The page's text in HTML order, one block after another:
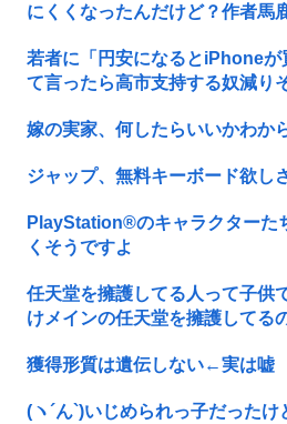
にくくなったんだけど？作者馬
若者に「円安になるとiPhoneが
て言ったら高市支持する奴減り
嫁の実家、何したらいいかわか
ジャップ、無料キーボード欲し
PlayStation®のキャラクターた
くそうですよ
任天堂を擁護してる人って子供
けメインの任天堂を擁護してる
獲得形質は遺伝しない←実は嘘
(ヽ´ん`)いじめられっ子だった